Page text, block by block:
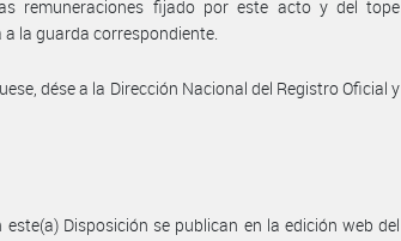
remuneraciones fijado por este acto y del tope
la guarda correspondiente.
dése a la Dirección Nacional del Registro Oficial y
Disposición se publican en la edición web del